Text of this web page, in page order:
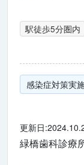
駅徒歩5分圏内
感染症対策実
更新日
緑橋歯科診療